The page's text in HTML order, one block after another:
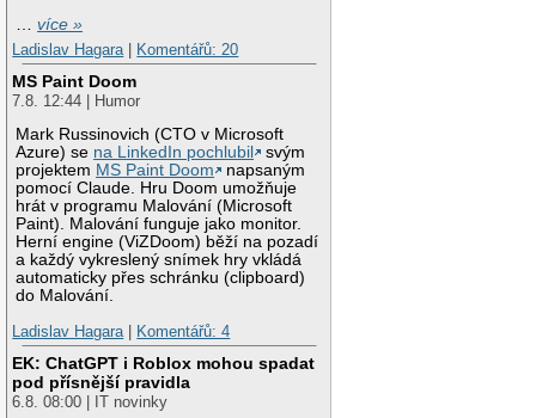
…více »
Ladislav Hagara| Komentářů: 20
MS Paint Doom
7.8. 12:44 | Humor
Mark Russinovich (CTO v Microsoft
Azure) se na LinkedIn pochlubil
svým
projektem MS Paint Doom
napsaným
pomocí Claude. Hru Doom umožňuje
hrát v programu Malování (Microsoft
Paint). Malování funguje jako monitor.
Herní engine (ViZDoom) běží na pozadí
a každý vykreslený snímek hry vkládá
automaticky přes schránku (clipboard)
do Malování.
Ladislav Hagara| Komentářů: 4
EK: ChatGPT i Roblox mohou spadat
pod přísnější pravidla
6.8. 08:00 | IT novinky